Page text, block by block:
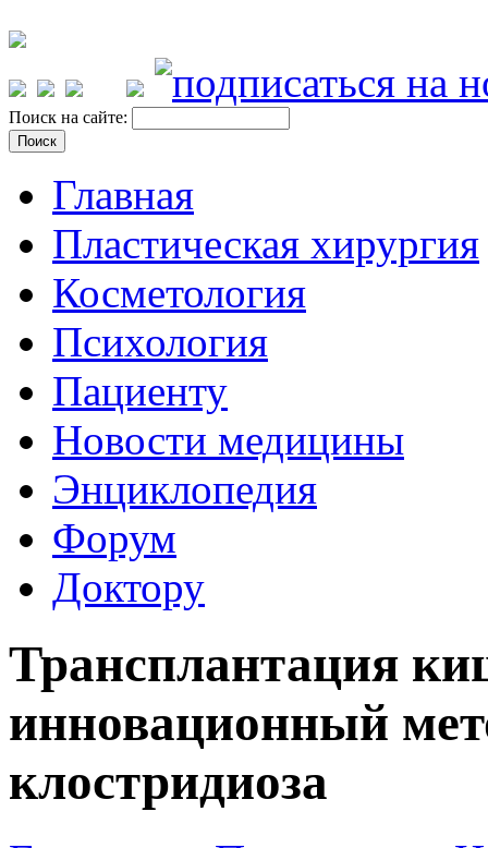
Поиск на сайте:
Главная
Пластическая хирургия
Косметология
Психология
Пациенту
Новости медицины
Энциклопедия
Форум
Доктору
Трансплантация
инновационный
клостридиоза